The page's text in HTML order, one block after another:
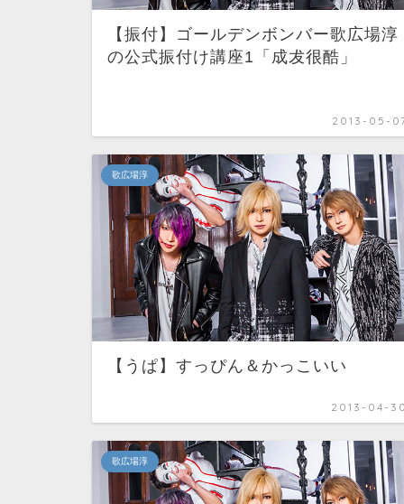
【振付】ゴールデンボンバー歌広場淳
の公式振付け講座1「成犮很酷」
2013-05-
歌広場淳
【うぱ】すっぴん＆かっこいい
2013-04-30
歌広場淳